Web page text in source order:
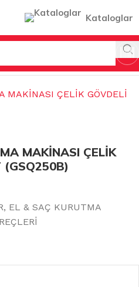
Kataloglar
& SAÇ KURUTMA MAKİNELERİ
MAKİNASI ÇELİK
, EL & SAÇ KURUTMA